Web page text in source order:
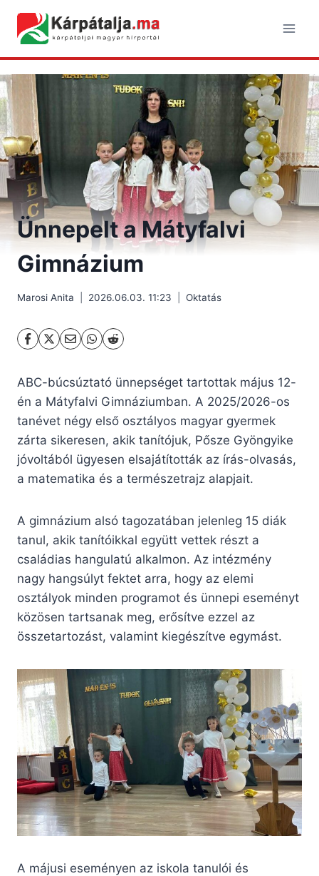
content
Ünnepelt a Mátyfalvi
Gimnázium
Marosi Anita 2026.06.03. 11:23 Oktatás
ABC-búcsúztató ünnepséget tartottak május 12-
én a Mátyfalvi Gimnáziumban. A 2025/2026-os
tanévet négy első osztályos magyar gyermek
zárta sikeresen, akik tanítójuk, Pősze Gyöngyike
jóvoltából ügyesen elsajátították az írás-olvasás,
a matematika és a természetrajz alapjait.
A gimnázium alsó tagozatában jelenleg 15 diák
tanul, akik tanítóikkal együtt vettek részt a
családias hangulatú alkalmon. Az intézmény
nagy hangsúlyt fektet arra, hogy az elemi
osztályok minden programot és ünnepi eseményt
közösen tartsanak meg, erősítve ezzel az
összetartozást, valamint kiegészítve egymást.
A májusi eseményen az iskola tanulói és